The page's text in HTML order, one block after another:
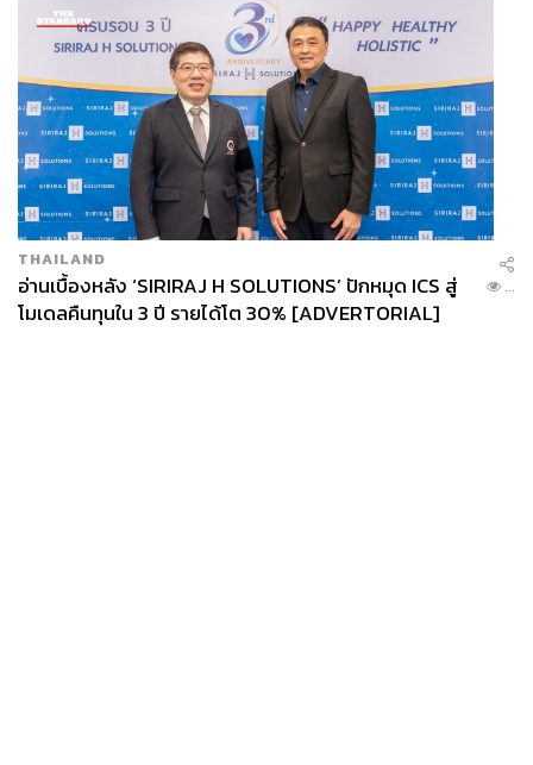
THAILAND
อ่านเบื้องหลัง ‘SIRIRAJ H SOLUTIONS’ ปักหมุด ICS สู่
โมเดลคืนทุนใน 3 ปี รายได้โต 30% [ADVERTORIAL]
...